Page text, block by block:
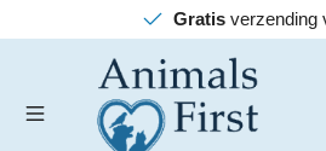
Gratisverzending vanaf €50